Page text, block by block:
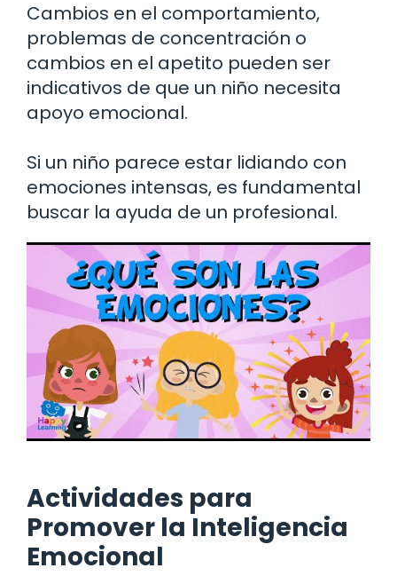
Cambios en el comportamiento,
problemas de concentración o
cambios en el apetito pueden ser
indicativos de que un niño necesita
apoyo emocional.
Si un niño parece estar lidiando con
emociones intensas, es fundamental
buscar la ayuda de un profesional.
Actividades para
Promover la Inteligencia
Emocional